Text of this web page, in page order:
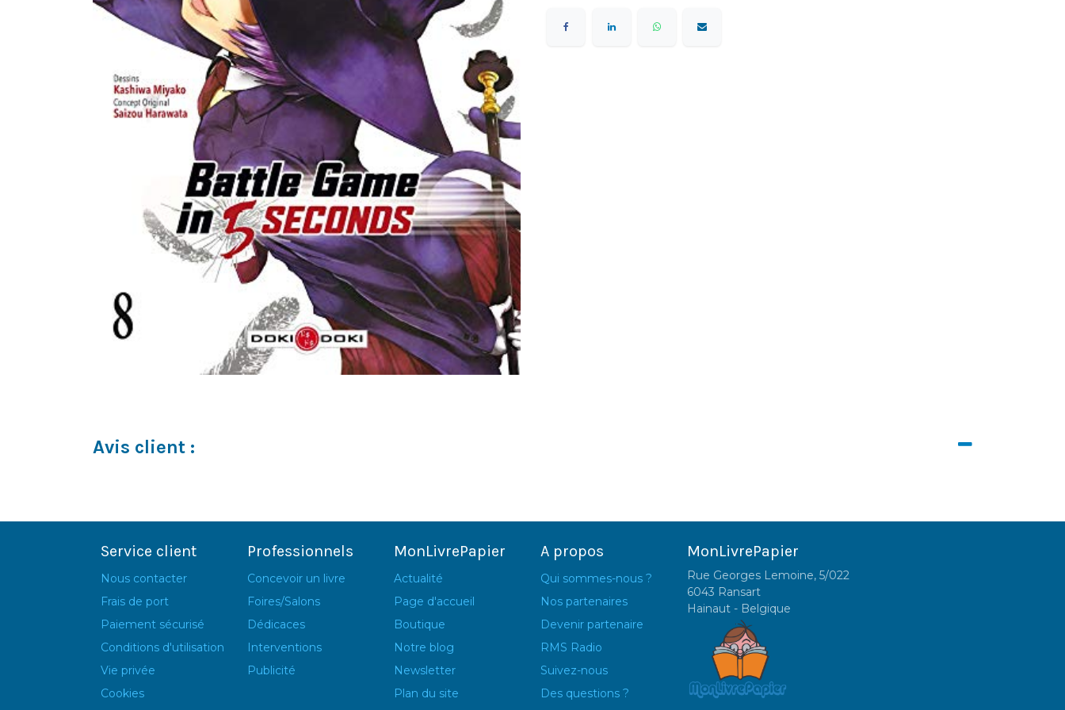
Avis client :
Service client
Nous contacter
Frais de port
Paiement sécurisé
Conditions d'utilisation
Vie privée
Cookies
Professionnels
Concevoir un livre
Foires/Salons
Dédicaces
Interventions
Publicité
MonLivrePapier
Actualité
Page d'accueil
Boutique
Notre blog
Newsletter
Plan du site
A propos
Qui sommes-nous ?
Nos partenaires
Devenir partenaire
RMS Radio
Suivez-nous
Des questions ?
MonLivrePapier
Rue Georges Lemoine, 5/022
6043 Ransart
Hainaut - Belgique